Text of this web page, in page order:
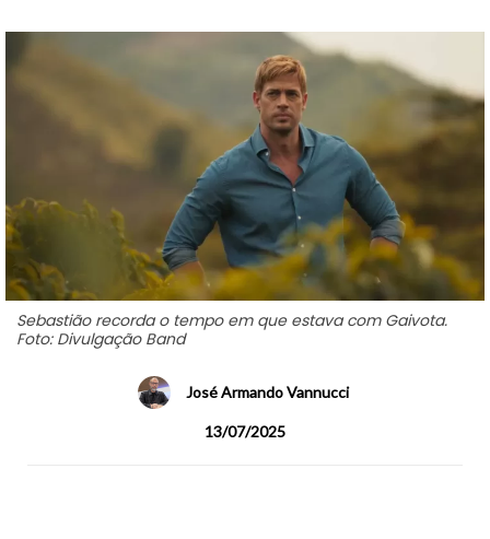
Sebastião recorda o tempo em que estava com Gaivota.
Foto: Divulgação Band
José Armando Vannucci
13/07/2025